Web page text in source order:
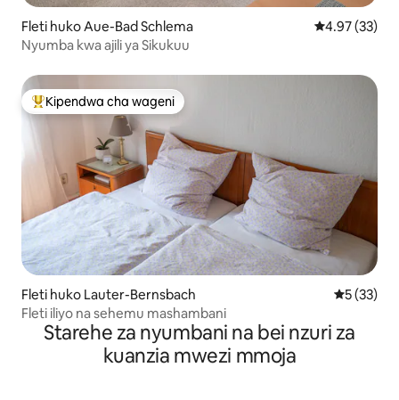
Fleti huko Aue-Bad Schlema Ukadiriaji wa
4.97 (33)
Nyumba kwa ajili ya Sikukuu
Kipendwa maarufu cha wageni
Kipendwa cha wageni
Fleti huko Lauter-Bernsbach Ukadiriaji
5 (33)
Fleti iliyo na sehemu mashambani
Starehe za nyumbani na bei nzuri za
kuanzia mwezi mmoja